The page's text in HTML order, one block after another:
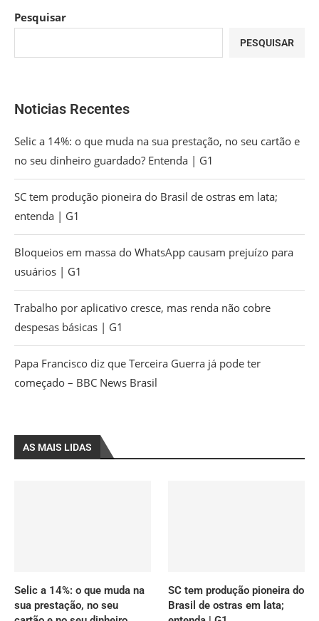
Pesquisar
PESQUISAR
Noticias Recentes
Selic a 14%: o que muda na sua prestação, no seu cartão e
no seu dinheiro guardado? Entenda | G1
SC tem produção pioneira do Brasil de ostras em lata;
entenda | G1
Bloqueios em massa do WhatsApp causam prejuízo para
usuários | G1
Trabalho por aplicativo cresce, mas renda não cobre
despesas básicas | G1
Papa Francisco diz que Terceira Guerra já pode ter
começado – BBC News Brasil
AS MAIS LIDAS
Selic a 14%: o que muda na
sua prestação, no seu
SC tem produção pioneira do
Brasil de ostras em lata;